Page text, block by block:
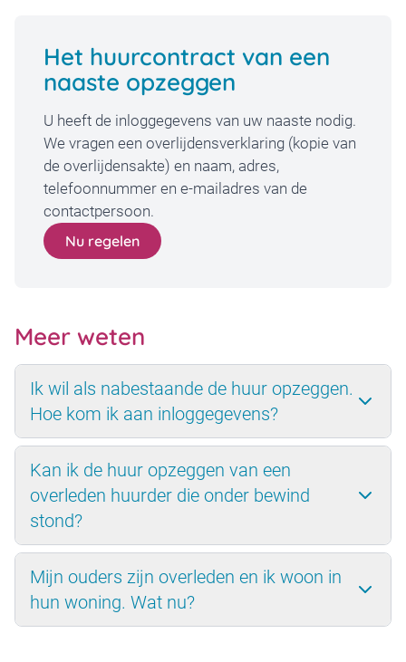
Het huurcontract van een
naaste opzeggen
U heeft de inloggegevens van uw naaste nodig.
We vragen een overlijdensverklaring (kopie van
de overlijdensakte) en naam, adres,
telefoonnummer en e-mailadres van de
contactpersoon.
Nu regelen
Meer weten
Ik wil als nabestaande de huur opzeggen.
Hoe kom ik aan inloggegevens?
Kan ik de huur opzeggen van een
overleden huurder die onder bewind
stond?
Mijn ouders zijn overleden en ik woon in
hun woning. Wat nu?